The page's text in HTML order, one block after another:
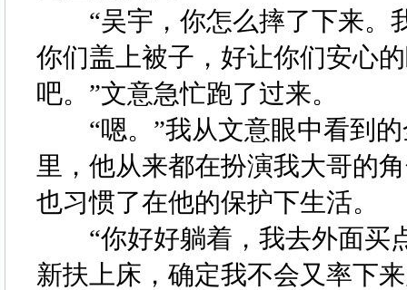
“吴宇，你怎么摔了下来。
你们盖上被子，好让你们安心
吧。”文意急忙跑了过来。
“嗯。”我从文意眼中看到的
里，他从来都在扮演我大哥的
也习惯了在他的保护下生活。
“你好好躺着，我去外面买
新扶上床，确定我不会又率下